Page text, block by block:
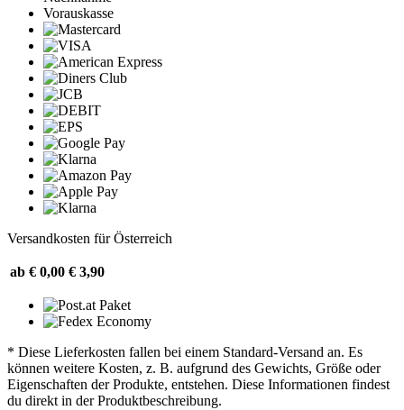
Vorauskasse
Versandkosten für Österreich
ab € 0,00 € 3,90
* Diese Lieferkosten fallen bei einem Standard-Versand an. Es
können weitere Kosten, z. B. aufgrund des Gewichts, Größe oder
Eigenschaften der Produkte, entstehen. Diese Informationen findest
du direkt in der Produktbeschreibung.